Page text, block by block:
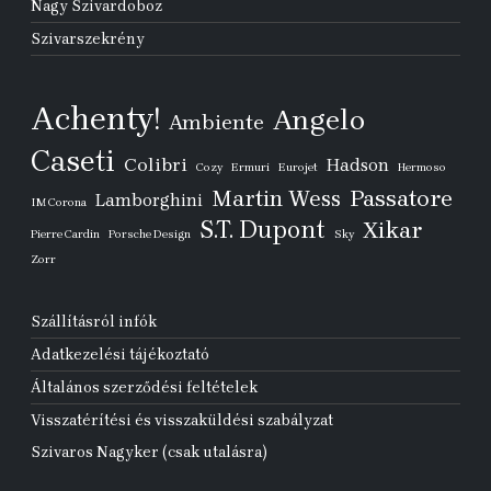
Nagy Szivardoboz
Szivarszekrény
Achenty! Ambiente Angelo
Caseti Colibri Cozy Ermuri Eurojet Hadson Hermoso
IM Corona Lamborghini Martin Wess Passatore
Pierre Cardin Porsche Design S.T. Dupont Sky Xikar
Zorr
Szállításról infók
Adatkezelési tájékoztató
Általános szerződési feltételek
Visszatérítési és visszaküldési szabályzat
Szivaros Nagyker (csak utalásra)